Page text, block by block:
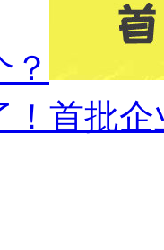
！首批